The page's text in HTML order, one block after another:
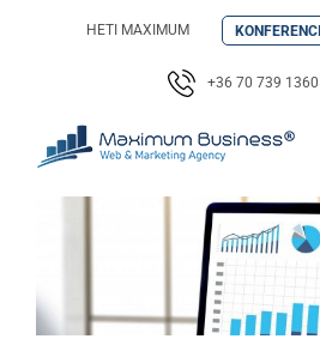
HETI MAXIMUM
+36 70 739 1360